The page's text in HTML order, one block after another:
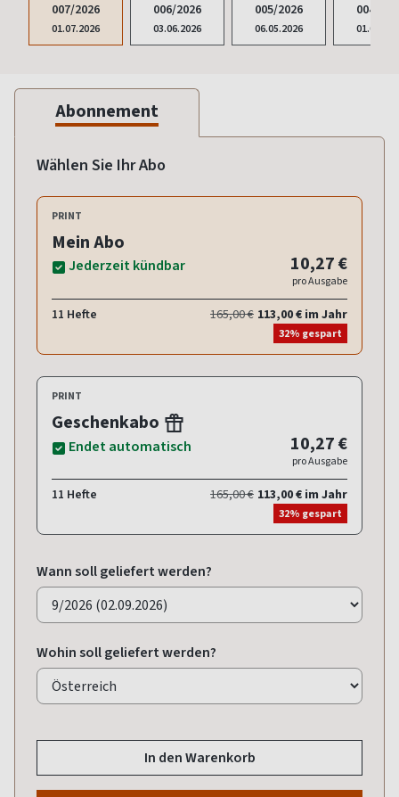
007/2026
01.07.2026
006/2026
03.06.2026
005/2026
06.05.2026
004/
Abonnement
Wählen Sie Ihr Abo
PRINT
Mein Abo
Jederzeit kündbar 10,27 €
pro Ausgabe
11 Hefte 165,00 € 113,00 € im Jahr
32% gespart
PRINT
Geschenkabo
Endet automatisch 10,27 €
pro Ausgabe
11 Hefte 165,00 € 113,00 € im Jahr
32% gespart
Wann soll geliefert werden?
Wohin soll geliefert werden?
In den Warenkorb